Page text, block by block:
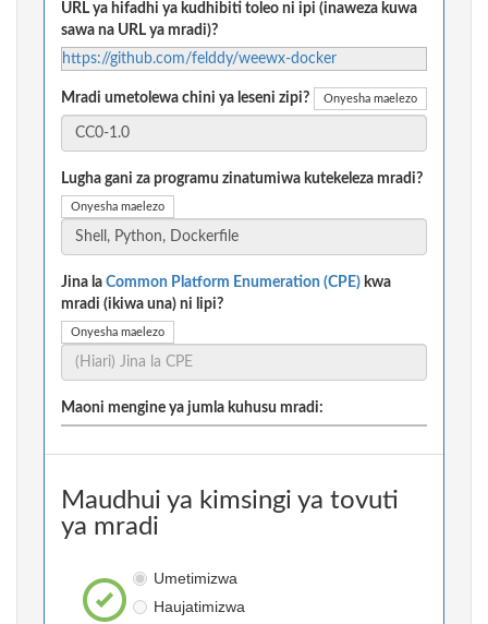
URL ya hifadhi ya kudhibiti toleo ni ipi (inaweza kuwa
sawa na URL ya mradi)?
https://github.com/felddy/weewx-docker
Mradi umetolewa chini ya leseni zipi? Onyesha maelezo
Lugha gani za programu zinatumiwa kutekeleza mradi?
Onyesha maelezo
Jina la Common Platform Enumeration (CPE) kwa
mradi (ikiwa una) ni lipi?
Onyesha maelezo
Maoni mengine ya jumla kuhusu mradi:
Maudhui ya kimsingi ya tovuti
ya mradi
Umetimizwa
Haujatimizwa